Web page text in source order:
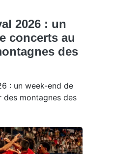
2026 : un
concerts au
des
: un week-end de
montagnes des